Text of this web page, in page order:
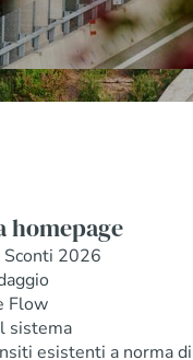
homepage
Sconti 2026
Flow
sistema
esistenti a norma